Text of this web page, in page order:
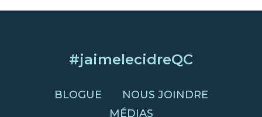
#jaimelecidreQC
BLOGUE
NOUS JOINDRE
MÉDIAS